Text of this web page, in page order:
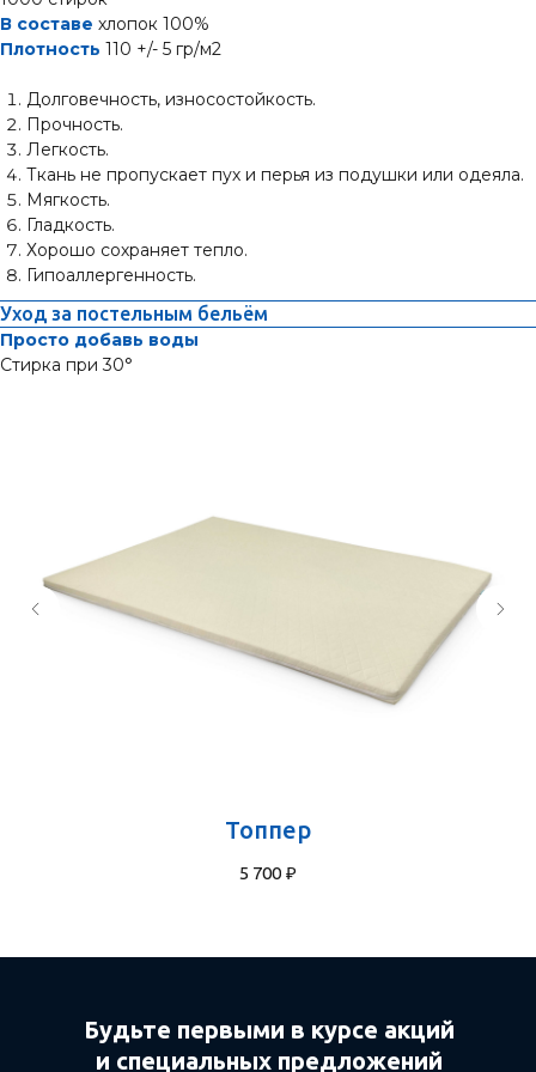
В составе хлопок 100%
Плотность 110 +/- 5 гр/м2
Долговечность, износостойкость.
Прочность.
Легкость.
Ткань не пропускает пух и перья из подушки или одеяла.
Мягкость.
Гладкость.
Хорошо сохраняет тепло.
Гипоаллергенность.
Уход за постельным бельём
Просто добавь воды
Стирка при 30°
Топпер
5 700 ₽
Будьте первыми в курсе акций
и специальных предложений